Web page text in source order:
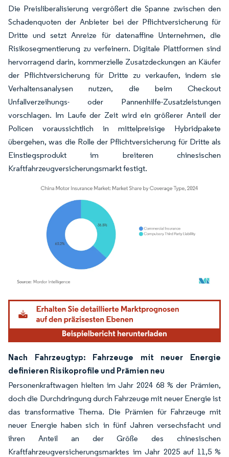
Die Preisliberalisierung vergrößert die Spanne zwischen den
Schadenquoten der Anbieter bei der Pflichtversicherung für
Dritte und setzt Anreize für datenaffine Unternehmen, die
Risikosegmentierung zu verfeinern. Digitale Plattformen sind
hervorragend darin, kommerzielle Zusatzdeckungen an Käufer
der Pflichtversicherung für Dritte zu verkaufen, indem sie
Verhaltensanalysen nutzen, die beim Checkout
Unfallverzeihungs- oder Pannenhilfe-Zusatzleistungen
vorschlagen. Im Laufe der Zeit wird ein größerer Anteil der
Policen voraussichtlich in mittelpreisige Hybridpakete
übergehen, was die Rolle der Pflichtversicherung für Dritte als
Einstiegsprodukt im breiteren chinesischen
Kraftfahrzeugversicherungsmarkt festigt.
Bild © Mordor Intelligence. Wiederverwendung erfordert Namensnennung gemäß
Nach Fahrzeugtyp: Fahrzeuge mit neuer Energie
definieren Risikoprofile und Prämien neu
Personenkraftwagen hielten im Jahr 2024 68 % der Prämien,
doch die Durchdringung durch Fahrzeuge mit neuer Energie ist
das transformative Thema. Die Prämien für Fahrzeuge mit
neuer Energie haben sich in fünf Jahren versechsfacht und
ihren Anteil an der Größe des chinesischen
Kraftfahrzeugversicherungsmarktes im Jahr 2025 auf 11,5 %